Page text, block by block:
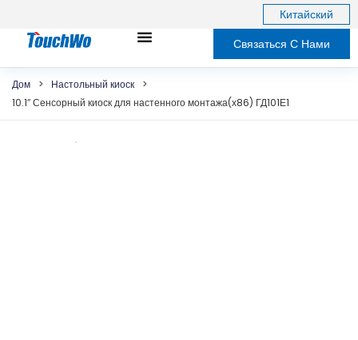
Китайский
Связаться С Нами
Дом > Настольный киоск
>
10.1″ Сенсорный киоск для настенного монтажа(х86) ГД101Е1